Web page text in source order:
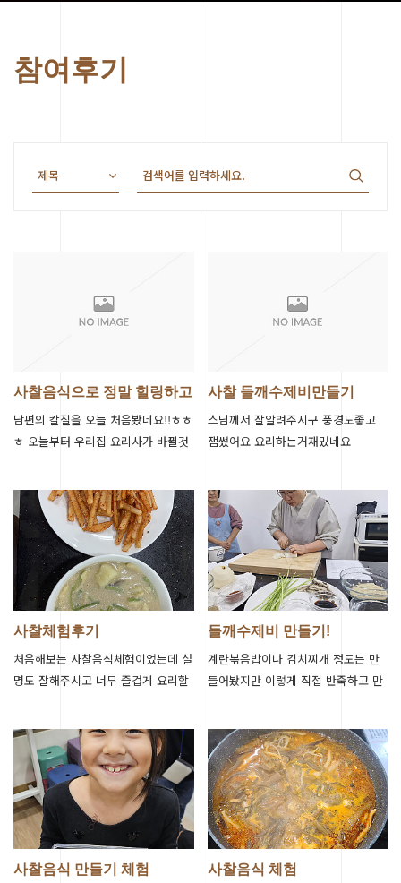
참여후기
사찰음식으로 정말 힐링하고
남편의 칼질을 오늘 처음봤네요!!ㅎㅎ
ㅎ 오늘부터 우리집 요리사가 바뀔것
었습…
사찰 들깨수제비만들기
스님께서 잘알려주시구 풍경도좋고
잼썼어요 요리하는거재밌네요
사찰체험후기
처음해보는 사찰음식체험이었는데 설
명도 잘해주시고 너무 즐겁게 요리할
들깨수제비 만들기!
계란볶음밥이나 김치찌개 정도는 만
들어봤지만 이렇게 직접 반죽하고 만
할 때…
사찰음식 만들기 체험 사찰음식 체험